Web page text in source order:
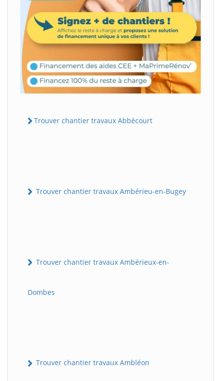
Trouver chantier travaux Abbécourt
Trouver chantier travaux Ambérieu-en-Bugey
Trouver chantier travaux Ambérieux-en-
Dombes
Trouver chantier travaux Ambléon